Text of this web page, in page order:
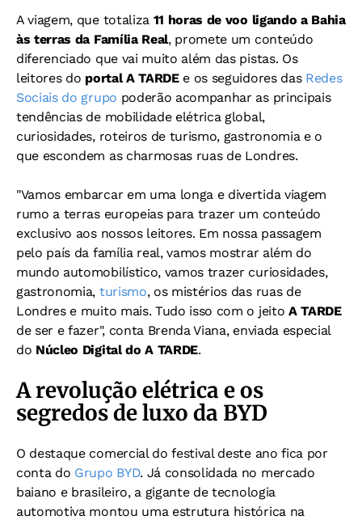
A viagem, que totaliza 11 horas de voo ligando a Bahia
às terras da Família Real, promete um conteúdo
diferenciado que vai muito além das pistas. Os
leitores do portal A TARDE e os seguidores das Redes
Sociais do grupo poderão acompanhar as principais
tendências de mobilidade elétrica global,
curiosidades, roteiros de turismo, gastronomia e o
que escondem as charmosas ruas de Londres.
"Vamos embarcar em uma longa e divertida viagem
rumo a terras europeias para trazer um conteúdo
exclusivo aos nossos leitores. Em nossa passagem
pelo país da família real, vamos mostrar além do
mundo automobilístico, vamos trazer curiosidades,
gastronomia, turismo, os mistérios das ruas de
Londres e muito mais. Tudo isso com o jeito A TARDE
de ser e fazer", contaBrenda Viana, enviada especial
do Núcleo Digital do A TARDE.
A revolução elétrica e os
segredos de luxo da BYD
O destaque comercial do festival deste ano fica por
conta do Grupo BYD. Já consolidada no mercado
baiano e brasileiro, a gigante de tecnologia
automotiva montou uma estrutura histórica na